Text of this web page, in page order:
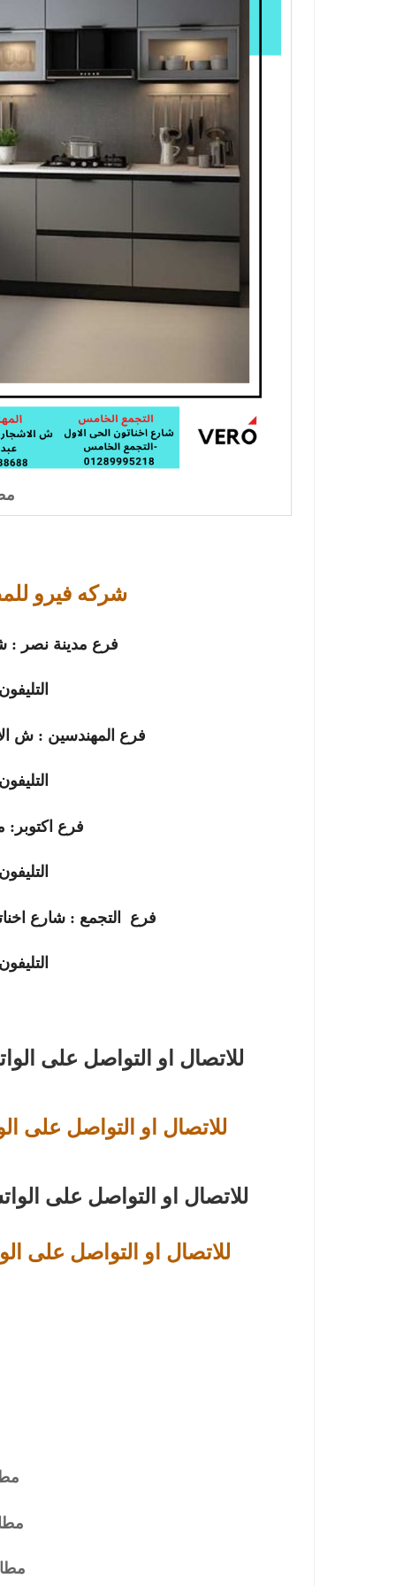
شركه فيرو
فرع مدينة نصر :
فرع المهندسين :ش
فرع اكتوبر :
فرع التجمع :شارع
للاتصال او التواصل على
للاتصال او التواصل على
للاتصال او التواصل على
للاتصال او التواصل على